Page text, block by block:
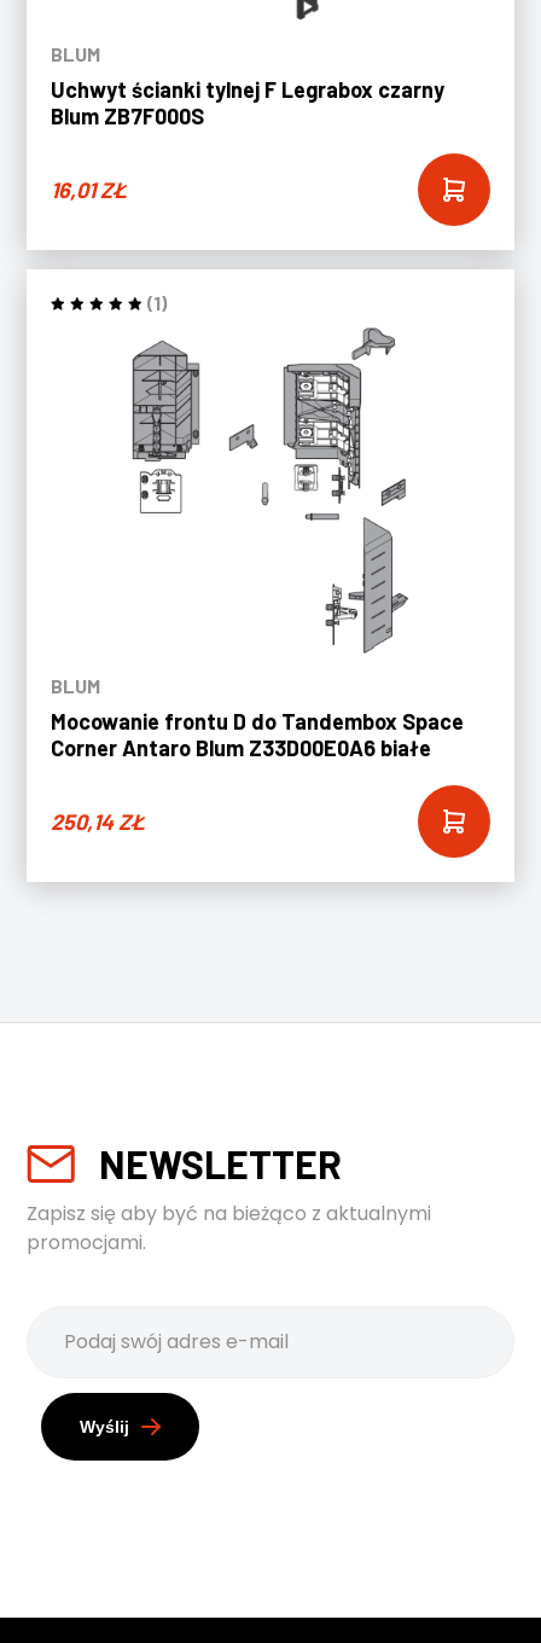
BLUM
Uchwyt ścianki tylnej F Legrabox czarny
Blum ZB7F000S
16,01ZŁ
(1)
BLUM
Mocowanie frontu D do Tandembox Space
Corner Antaro Blum Z33D00E0A6 białe
250,14ZŁ
NEWSLETTER
Zapisz się aby być na bieżąco z aktualnymi
promocjami.
Wyślij